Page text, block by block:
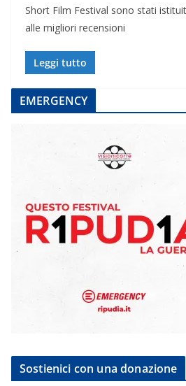
Short Film Festival sono stati
alle migliori recensioni
Leggi tutto
EMERGENCY
Sostienici con una donazione